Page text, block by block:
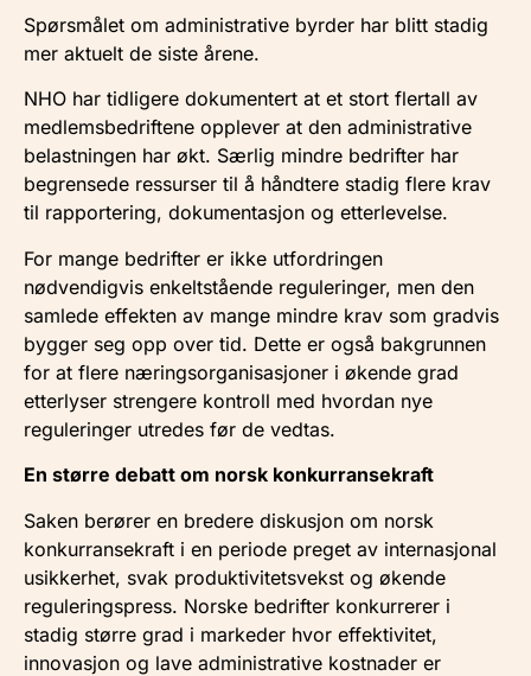
Spørsmålet om administrative byrder har blitt stadig
mer aktuelt de siste årene.
NHO har tidligere dokumentert at et stort flertall av
medlemsbedriftene opplever at den administrative
belastningen har økt. Særlig mindre bedrifter har
begrensede ressurser til å håndtere stadig flere krav
til rapportering, dokumentasjon og etterlevelse.
For mange bedrifter er ikke utfordringen
nødvendigvis enkeltstående reguleringer, men den
samlede effekten av mange mindre krav som gradvis
bygger seg opp over tid. Dette er også bakgrunnen
for at flere næringsorganisasjoner i økende grad
etterlyser strengere kontroll med hvordan nye
reguleringer utredes før de vedtas.
En større debatt om norsk konkurransekraft
Saken berører en bredere diskusjon om norsk
konkurransekraft i en periode preget av internasjonal
usikkerhet, svak produktivitetsvekst og økende
reguleringspress. Norske bedrifter konkurrerer i
stadig større grad i markeder hvor effektivitet,
innovasjon og lave administrative kostnader er